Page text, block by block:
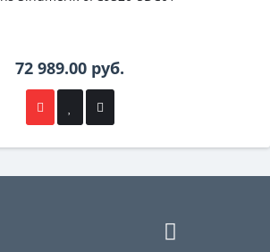
72 989.00 руб.